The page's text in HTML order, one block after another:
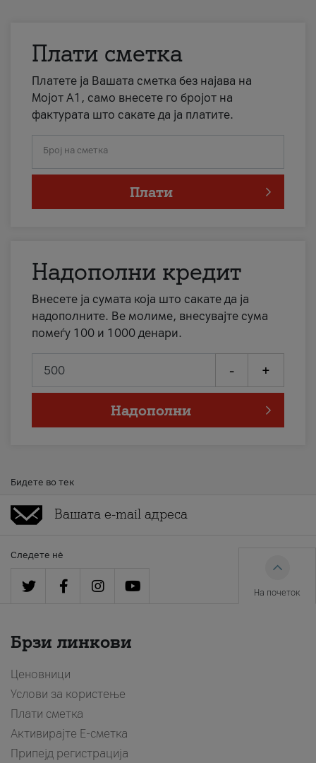
Плати сметка
Платете ја Вашата сметка без најава на
Мојот А1, само внесете го бројот на
фактурата што сакате да ја платите.
Број на сметка
Плати
Надополни кредит
Внесете ја сумата која што сакате да ја
надополните. Ве молиме, внесувајте сума
помеѓу 100 и 1000 денари.
- +
Надополни
Бидете во тек
Следете нè
На почеток
Брзи линкови
Ценовници
Услови за користење
Плати сметка
Активирајте Е-сметка
Припејд регистрација